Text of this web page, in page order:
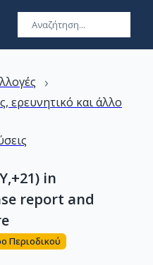
›
ερευνητικό και άλλο
in
report and
Περιοδικού